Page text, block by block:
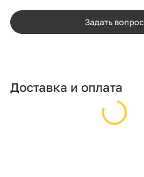
Задать вопрос
Доставка и оплата